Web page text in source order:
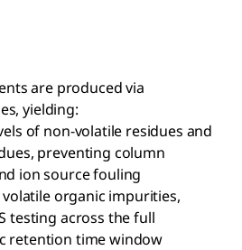
are produced via
yielding:
of non-volatile residues and
preventing column
ion source fouling
organic impurities,
testing across the full
retention time window